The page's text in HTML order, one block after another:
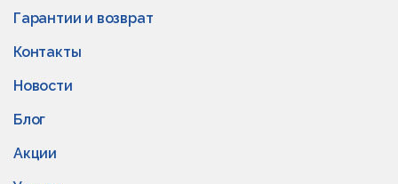
Гарантии и возврат
Контакты
Новости
Блог
Акции